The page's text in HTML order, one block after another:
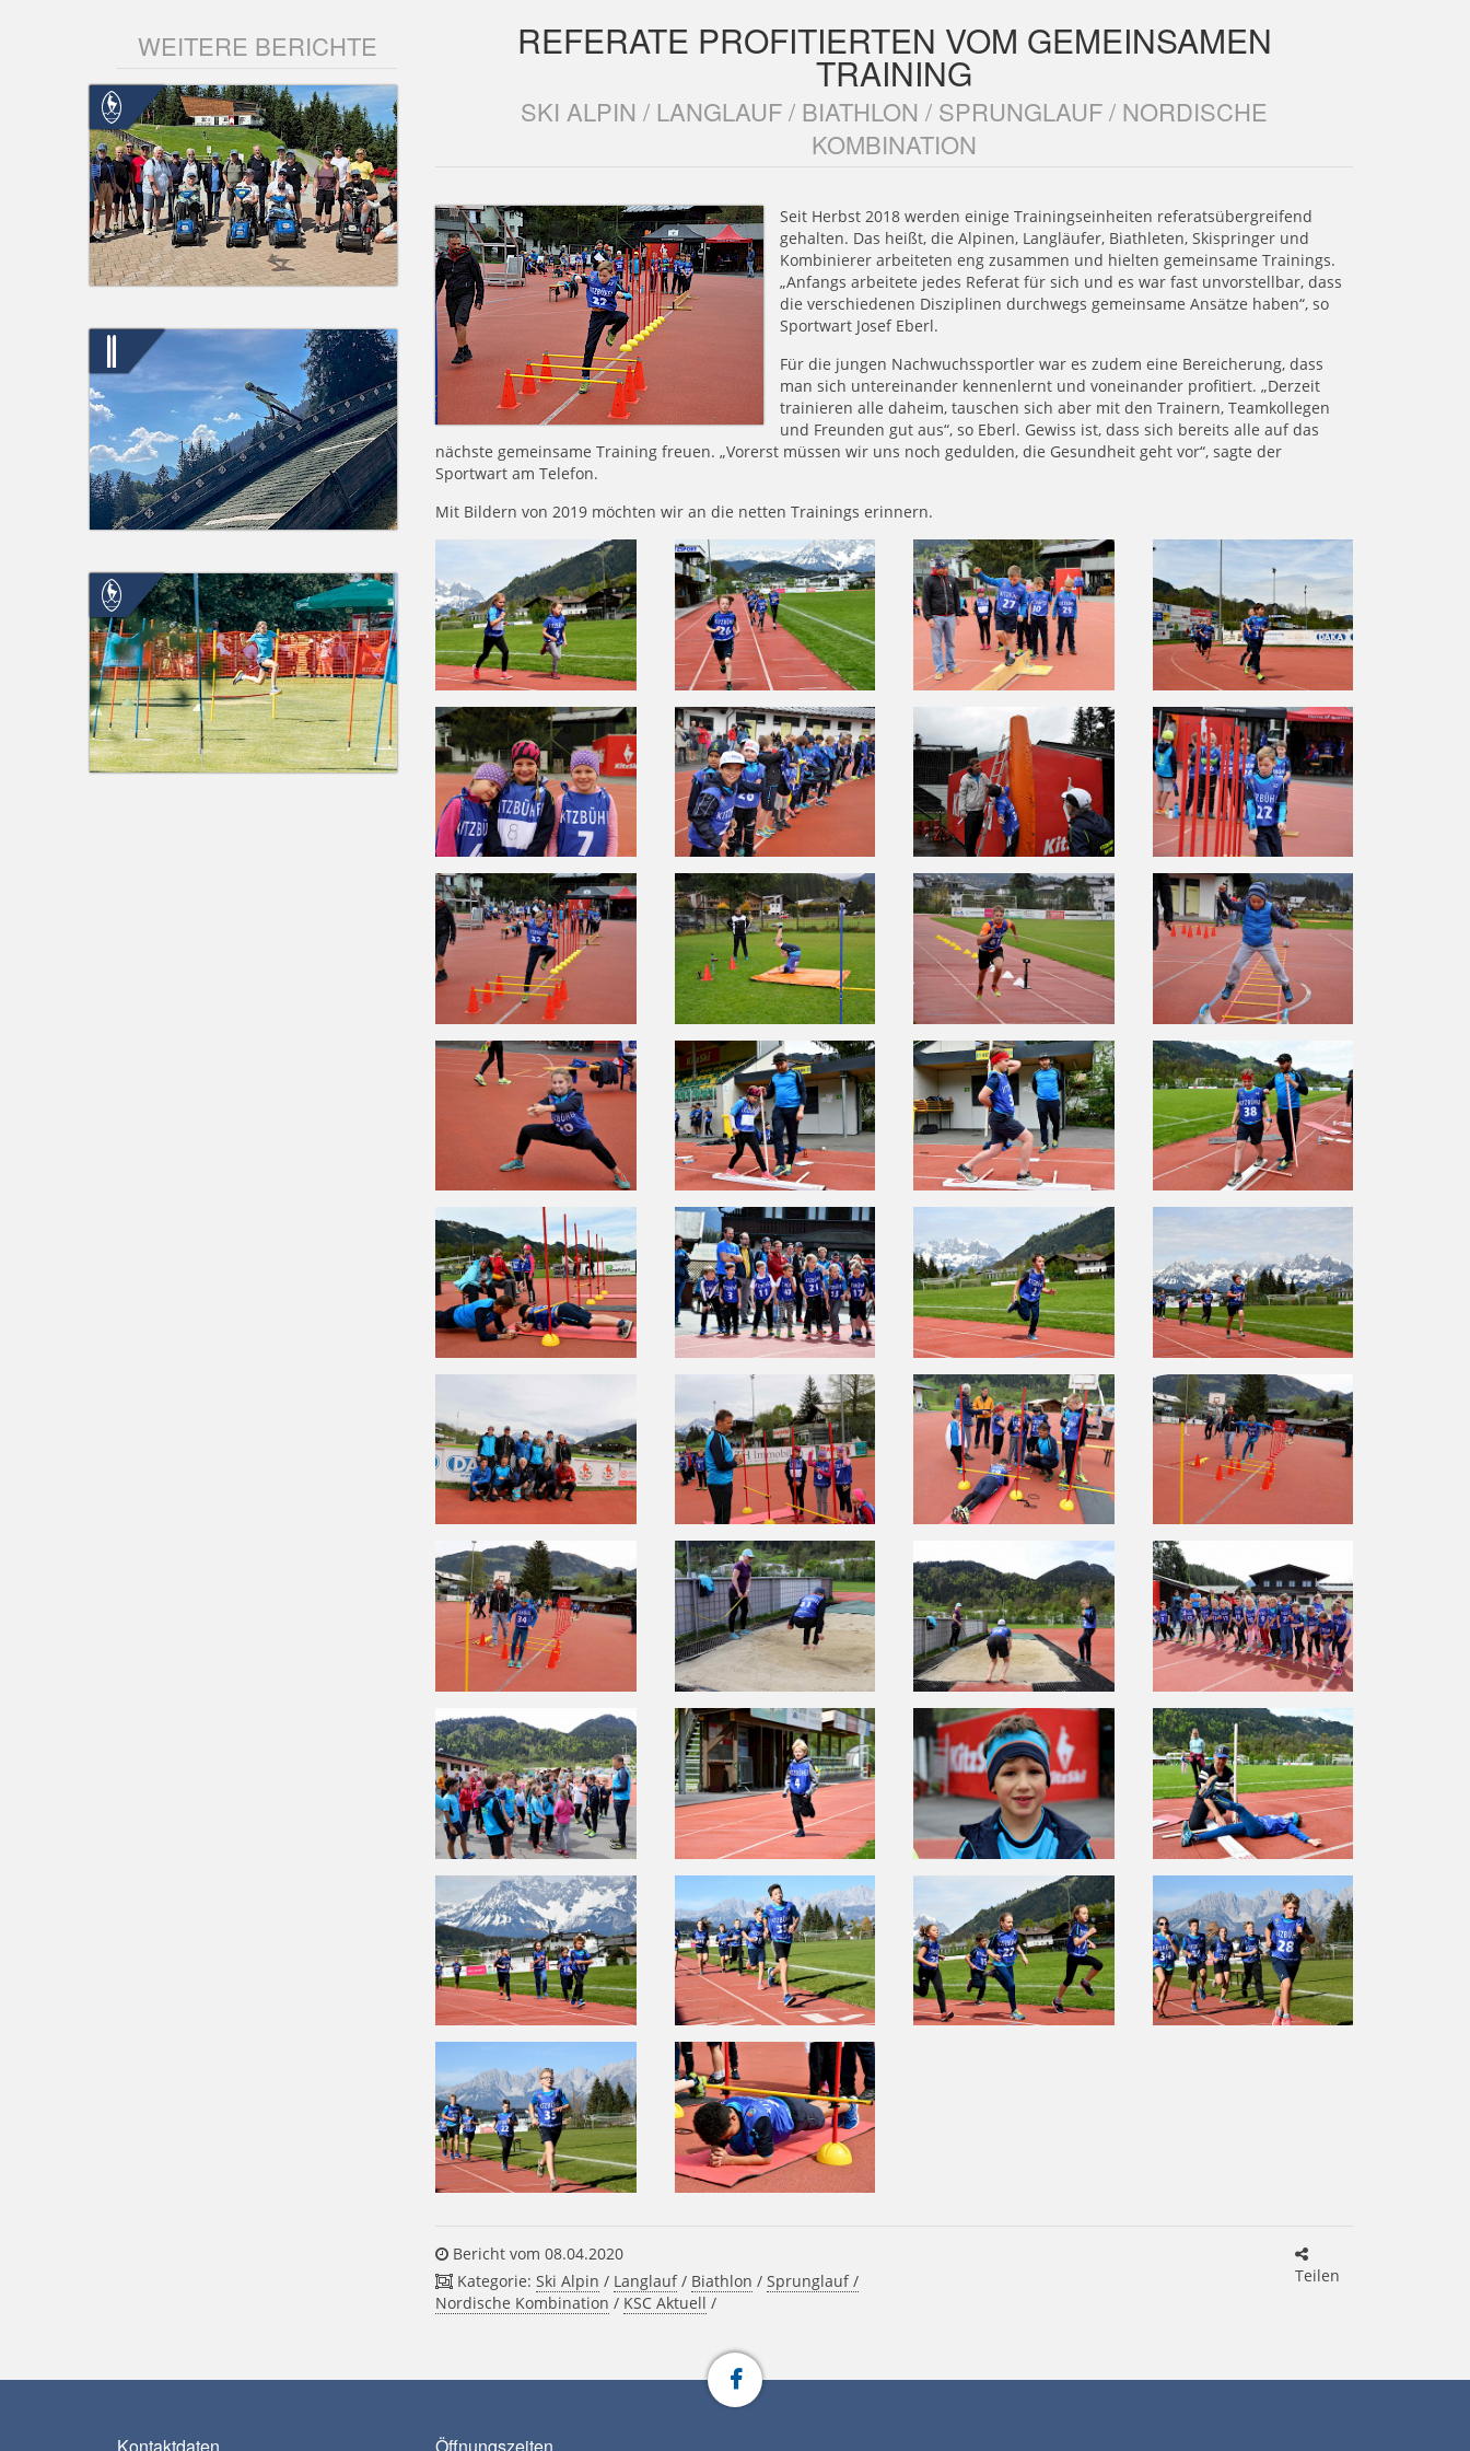
REFERATE PROFITIERTEN VOM GEMEINSAMEN
TRAINING
SKI ALPIN / LANGLAUF / BIATHLON / SPRUNGLAUF / NORDISCHE
KOMBINATION
Seit Herbst 2018 werden einige Trainingseinheiten referatsübergreifend
gehalten. Das heißt, die Alpinen, Langläufer, Biathleten, Skispringer und
Kombinierer arbeiteten eng zusammen und hielten gemeinsame Trainings.
„Anfangs arbeitete jedes Referat für sich und es war fast unvorstellbar, dass
die verschiedenen Disziplinen durchwegs gemeinsame Ansätze haben“, so
Sportwart Josef Eberl.
Für die jungen Nachwuchssportler war es zudem eine Bereicherung, dass
man sich untereinander kennenlernt und voneinander profitiert. „Derzeit
trainieren alle daheim, tauschen sich aber mit den Trainern, Teamkollegen
und Freunden gut aus“, so Eberl. Gewiss ist, dass sich bereits alle auf das
nächste gemeinsame Training freuen. „Vorerst müssen wir uns noch gedulden, die Gesundheit geht vor“, sagte der
Sportwart am Telefon.
Mit Bildern von 2019 möchten wir an die netten Trainings erinnern.
Bericht vom 08.04.2020
Kategorie:Ski Alpin / Langlauf/ Biathlon /Sprunglauf /
Nordische Kombination / KSC Aktuell /
Teilen
WEITERE BERICHTE
Kontaktdaten Öffnungszeiten